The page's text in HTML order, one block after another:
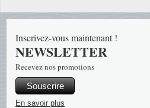
Inscrivez-vous maintenant !
NEWSLETTER
Recevez nos promotions
Souscrire
En savoir plus